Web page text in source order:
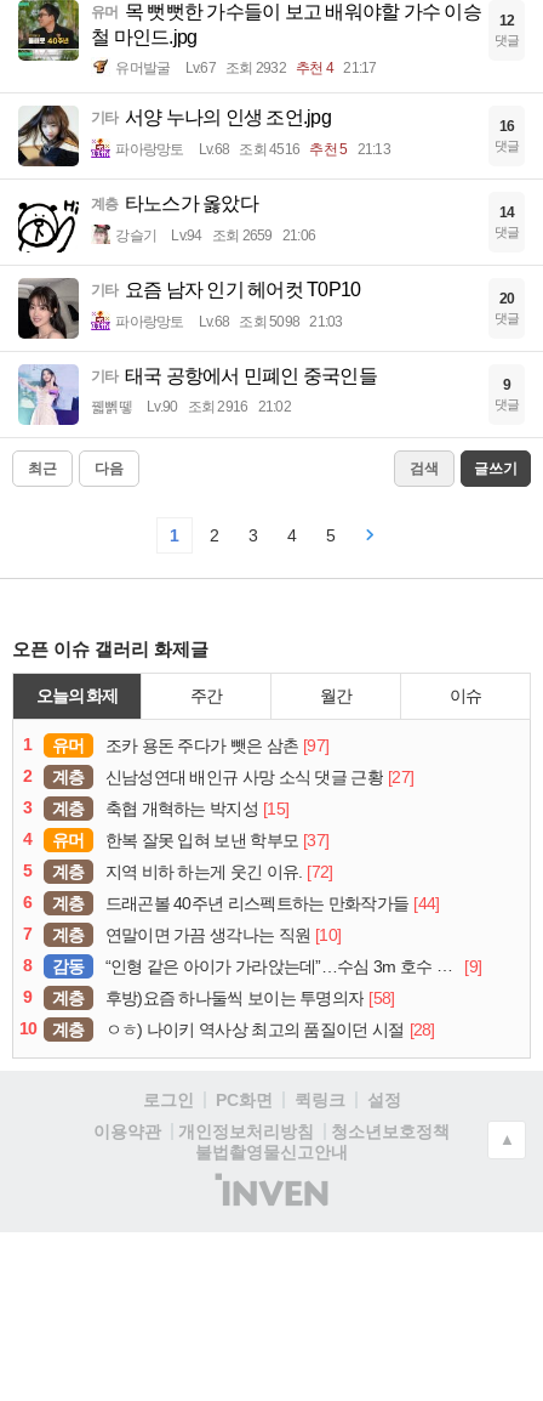
유머 목 뻣뻣한 가수들이 보고 배워야할 가수 이승
철 마인드.jpg
유머발굴 Lv.67 조회 2932 추천 4 21:17
12
댓글
기타 서양 누나의 인생 조언.jpg
파아랑망토 Lv.68 조회 4516 추천 5 21:13
16
댓글
계층 타노스가 옳았다
강슬기 Lv.94 조회 2659 21:06
14
댓글
기타 요즘 남자 인기 헤어컷 T0P10
파아랑망토 Lv.68 조회 5098 21:03
20
댓글
기타 태국 공항에서 민폐인 중국인들
꿻뻵뗗 Lv.90 조회 2916 21:02
9
댓글
최근 다음 검색 글쓰기
1 2 3 4 5
오픈 이슈 갤러리 화제글
오늘의 화제 주간 월간 이슈
1 유머 조카 용돈 주다가 뺏은 삼촌 [97]
2
계층 신남성연대 배인규 사망 소식 댓글 근황 [27]
3
계층 축협 개혁하는 박지성 [15]
4
유머 한복 잘못 입혀 보낸 학부모 [37]
5
계층 지역 비하 하는게 웃긴 이유. [72]
6
계층 드래곤볼 40주년 리스펙트하는 만화작가들 [44]
7
계층 연말이면 가끔 생각나는 직원 [10]
8
감동 “인형 같은 아이가 가라앉는데”…수심 3m 호수 뛰어든 60대 의인
[9]
9
계층 후방)요즘 하나둘씩 보이는 투명의자 [58]
10
계층 ㅇㅎ) 나이키 역사상 최고의 품질이던 시절 [28]
로그인 PC화면 퀵링크
설정
이용약관
개인정보처리방침
청소년보호정책
불법촬영물신고안내
(주)
인
▲